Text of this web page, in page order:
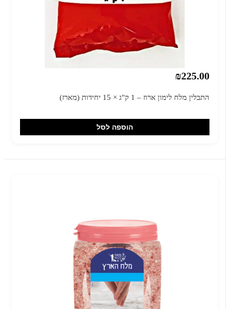
₪225.00
התבלין מלח לימון ארוז – 1 ק"ג × 15 יחידות (מארז)
הוספה לסל